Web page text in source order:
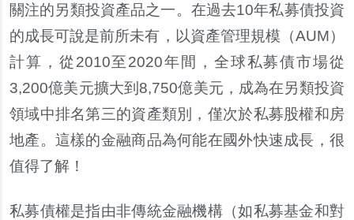
關注的另類投資產品之一。在過去10年私募債投資
的成長可說是前所未有，以資產管理規模（AUM）
計算，從2010至2020年間，全球私募債市場從
3,200億美元擴大到8,750億美元，成為在另類投資
領域中排名第三的資產類別，僅次於私募股權和房
地產。這樣的金融商品為何能在國外快速成長，很
值得了解！
私募債權是指由非傳統金融機構（如私募基金和對